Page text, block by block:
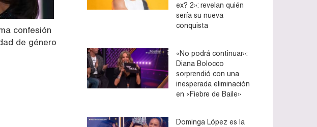
confesión
de género
ex? 2»: revelan quién
sería su nueva
conquista
«No podrá continuar»:
Diana Bolocco
sorprendió con una
inesperada eliminación
en «Fiebre de Baile»
Dominga López es la